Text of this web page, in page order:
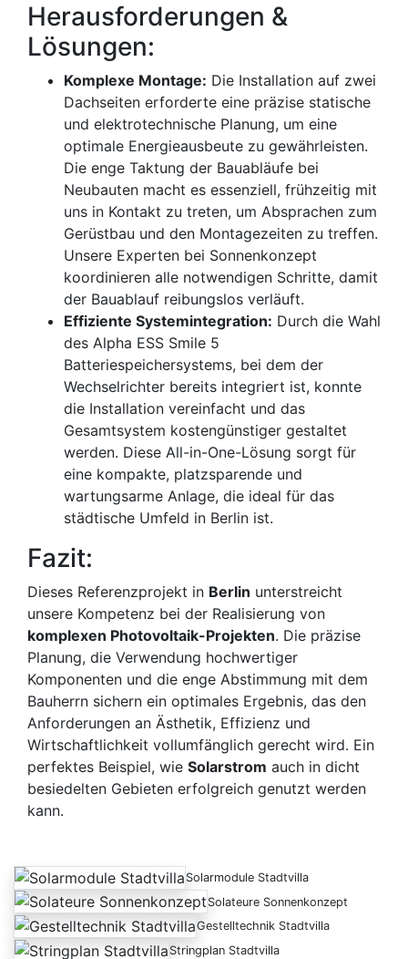
Herausforderungen &
Lösungen:
Komplexe Montage: Die Installation auf zwei
Dachseiten erforderte eine präzise statische
und elektrotechnische Planung, um eine
optimale Energieausbeute zu gewährleisten.
Die enge Taktung der Bauabläufe bei
Neubauten macht es essenziell, frühzeitig mit
uns in Kontakt zu treten, um Absprachen zum
Gerüstbau und den Montagezeiten zu treffen.
Unsere Experten bei Sonnenkonzept
koordinieren alle notwendigen Schritte, damit
der Bauablauf reibungslos verläuft.
Effiziente Systemintegration: Durch die Wahl
des Alpha ESS Smile 5
Batteriespeichersystems, bei dem der
Wechselrichter bereits integriert ist, konnte
die Installation vereinfacht und das
Gesamtsystem kostengünstiger gestaltet
werden. Diese All-in-One-Lösung sorgt für
eine kompakte, platzsparende und
wartungsarme Anlage, die ideal für das
städtische Umfeld in Berlin ist.
Fazit:
Dieses Referenzprojekt in Berlin unterstreicht
unsere Kompetenz bei der Realisierung von
komplexen Photovoltaik-Projekten. Die präzise
Planung, die Verwendung hochwertiger
Komponenten und die enge Abstimmung mit dem
Bauherrn sichern ein optimales Ergebnis, das den
Anforderungen an Ästhetik, Effizienz und
Wirtschaftlichkeit vollumfänglich gerecht wird. Ein
perfektes Beispiel, wie Solarstrom auch in dicht
besiedelten Gebieten erfolgreich genutzt werden
kann.
Solarmodule Stadtvilla
Solateure Sonnenkonzept
Gestelltechnik Stadtvilla
Stringplan Stadtvilla